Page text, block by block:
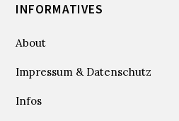
INFORMATIVES
About
Impressum & Datenschutz
Infos